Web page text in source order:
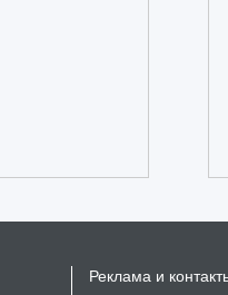
Реклама и